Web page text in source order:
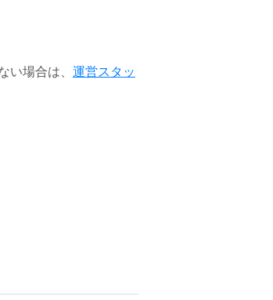
い場合は、 運営スタッ